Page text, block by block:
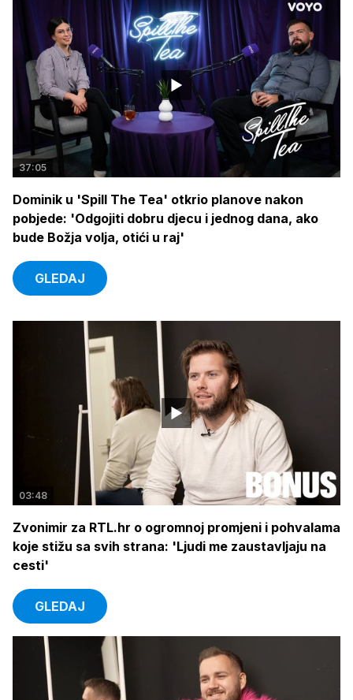
37:05
Dominik u 'Spill The Tea' otkrio planove nakon
pobjede: 'Odgojiti dobru djecu i jednog dana, ako
bude Božja volja, otići u raj'
GLEDAJ
03:48
Zvonimir za RTL.hr o ogromnoj promjeni i pohvalama
koje stižu sa svih strana: 'Ljudi me zaustavljaju na
cesti'
GLEDAJ